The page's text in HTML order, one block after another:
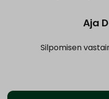
Aja
Silpomisen